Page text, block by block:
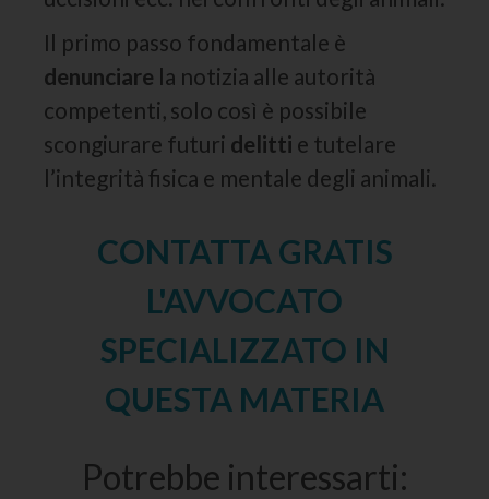
Il primo passo fondamentale è
denunciare la notizia alle autorità
competenti, solo così è possibile
scongiurare futuri delitti e tutelare
l’integrità fisica e mentale degli animali.
CONTATTA GRATIS
L'AVVOCATO
SPECIALIZZATO IN
QUESTA MATERIA
Potrebbe interessarti: